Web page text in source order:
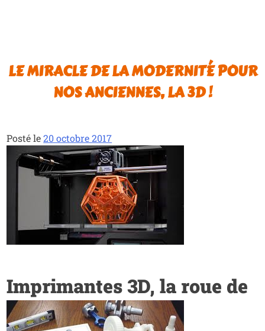
LE MIRACLE DE LA MODERNITÉ POUR
NOS ANCIENNES, LA 3D !
Posté le20 octobre 2017
Imprimantes3D, la roue de